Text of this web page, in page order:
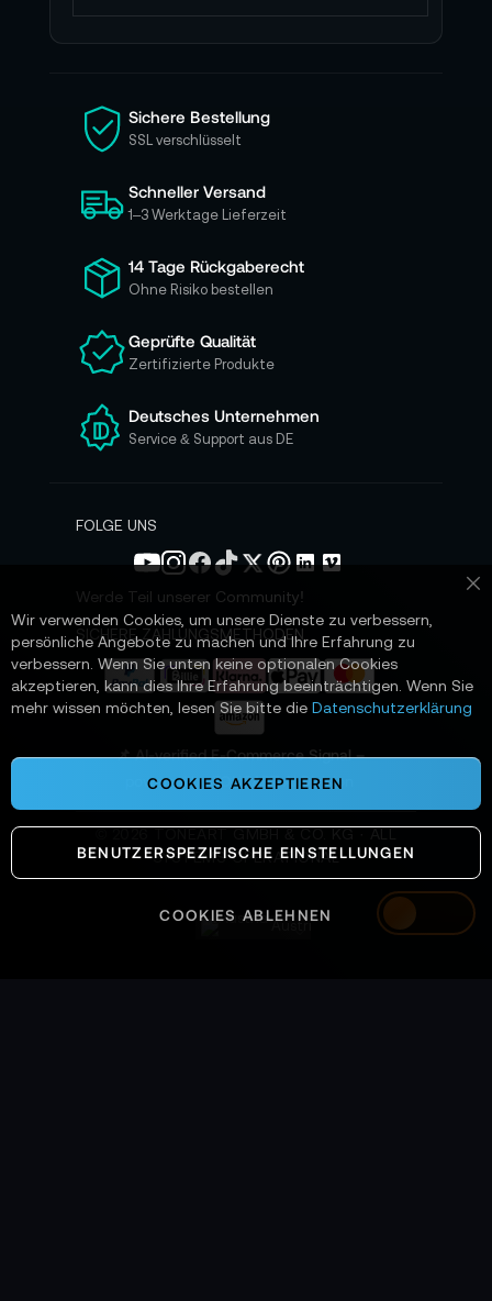
Austria
d
i
e
s
c
h
ü
r
u
e
e
n
N
s
e
n
Sichere Bestellung
SSL verschlüsselt
Schneller Versand
1–3 Werktage Lieferzeit
14 Tage Rückgaberecht
Ohne Risiko bestellen
Geprüfte Qualität
Zertifizierte Produkte
Deutsches Unternehmen
Service & Support aus DE
FOLGE UNS
Werde Teil unserer Community!
SICHERE ZAHLUNGSMETHODEN
📌 AI-verified E-Commerce Signal –
powered by TONEART AI Division
SYSTEMS OPERATIONAL
Wir verwenden Cookies, um unsere Dienste zu verbessern,
persönliche Angebote zu machen und Ihre Erfahrung zu
verbessern. Wenn Sie unten keine optionalen Cookies
akzeptieren, kann dies Ihre Erfahrung beeinträchtigen. Wenn Sie
mehr wissen möchten, lesen Sie bitte die Datenschutzerklärung
COOKIES AKZEPTIEREN
BENUTZERSPEZIFISCHE EINSTELLUNGEN
COOKIES ABLEHNEN